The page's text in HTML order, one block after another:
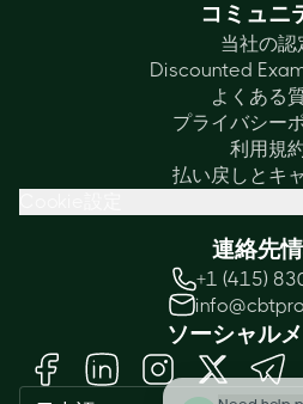
コミュニ
当社の認
Discounted
よくある
プライバシー
利用規
払い戻しとキ
連絡先
+1 (415)
ソーシャル